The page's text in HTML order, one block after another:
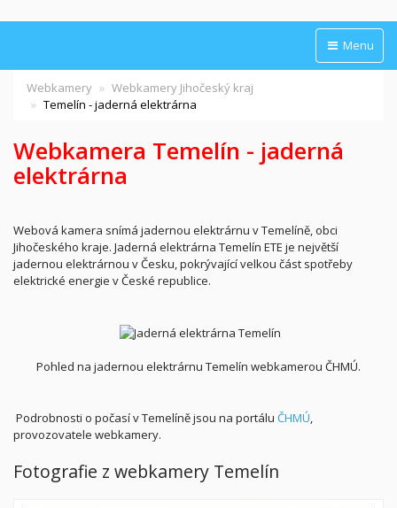
Menu
Webkamery
Webkamery Jihočeský kraj
Temelín - jaderná elektrárna
Webkamera Temelín - jaderná
elektrárna
Webová kamera snímá jadernou elektrárnu v Temelíně, obci
Jihočeského kraje. Jaderná elektrárna Temelín ETE je největší
jadernou elektrárnou v Česku, pokrývající velkou část spotřeby
elektrické energie v České republice.
Pohled na jadernou elektrárnu Temelín webkamerou ČHMÚ.
Podrobnosti o počasí v Temelíně jsou na portálu ČHMÚ,
provozovatele webkamery.
Fotografie z webkamery Temelín